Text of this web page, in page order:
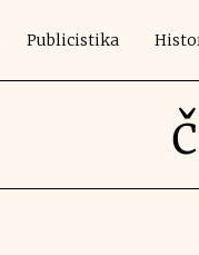
Publicistika